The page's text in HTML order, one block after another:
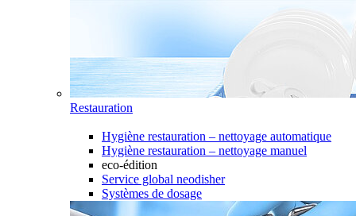
Restauration
Hygiène restauration – nettoyage automatique
Hygiène restauration – nettoyage manuel
eco-édition
Service global neodisher
Systèmes de dosage